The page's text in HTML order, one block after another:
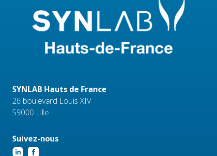
SYNLAB Hauts de France
26 boulevard Louis XIV
59000 Lille
Suivez-nous